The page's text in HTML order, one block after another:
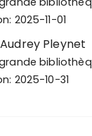
2025-11-01
Pleynet
2025-10-31